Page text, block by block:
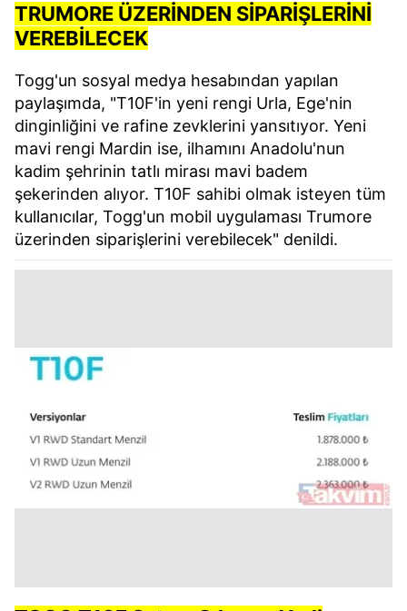
TRUMORE ÜZERİNDEN SİPARİŞLERİNİ
VEREBİLECEK
Togg'un sosyal medya hesabından yapılan
paylaşımda, "T10F'in yeni rengi Urla, Ege'nin
dinginliğini ve rafine zevklerini yansıtıyor. Yeni
mavi rengi Mardin ise, ilhamını Anadolu'nun
kadim şehrinin tatlı mirası mavi badem
şekerinden alıyor. T10F sahibi olmak isteyen tüm
kullanıcılar, Togg'un mobil uygulaması Trumore
üzerinden siparişlerini verebilecek" denildi.